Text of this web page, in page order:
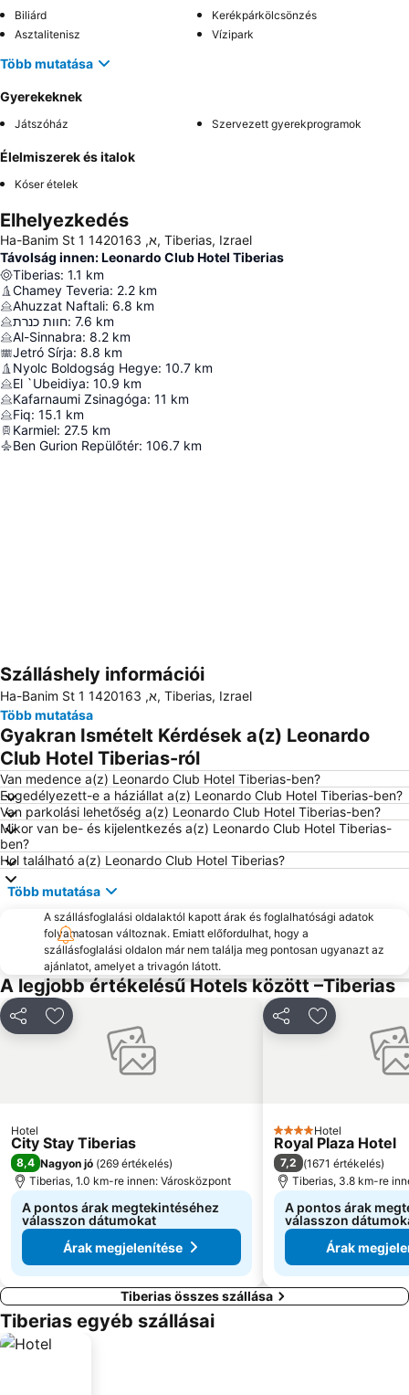
Biliárd
Kerékpárkölcsönzés
Asztalitenisz
Vízipark
Több mutatása
Gyerekeknek
Játszóház Szervezett gyerekprogramok
Élelmiszerek és italok
Kóser ételek
Elhelyezkedés
Ha-Banim St 1 א, 1420163, Tiberias, Izrael
Távolság innen: Leonardo Club Hotel Tiberias
Tiberias: 1.1 km
Chamey Teveria: 2.2 km
Ahuzzat Naftali: 6.8 km
חוות כנרת: 7.6 km
Al-Sinnabra: 8.2 km
Jetró Sírja: 8.8 km
Nyolc Boldogság Hegye: 10.7 km
El `Ubeidiya: 10.9 km
Kafarnaumi Zsinagóga: 11 km
Fiq: 15.1 km
Karmiel: 27.5 km
Ben Gurion Repülőtér: 106.7 km
Nagy méretű térkép
Szálláshely információi
Ha-Banim St 1 א, 1420163, Tiberias, Izrael
Több mutatása
Gyakran Ismételt Kérdések a(z) Leonardo
Club Hotel Tiberias-ról
Van medence a(z) Leonardo Club Hotel Tiberias-ben?
Engedélyezett-e a háziállat a(z) Leonardo Club Hotel Tiberias-ben?
Van parkolási lehetőség a(z) Leonardo Club Hotel Tiberias-ben?
Mikor van be- és kijelentkezés a(z) Leonardo Club Hotel Tiberias-
ben?
Hol található a(z) Leonardo Club Hotel Tiberias?
Több mutatása
A szállásfoglalási oldalaktól kapott árak és foglalhatósági adatok
folyamatosan változnak. Emiatt előfordulhat, hogy a
szállásfoglalási oldalon már nem találja meg pontosan ugyanazt az
ajánlatot, amelyet a trivagón látott.
A legjobb értékelésű Hotels között –Tiberias
MegosztásHozzáadás a kedvencekhez
Hotel
City Stay Tiberias
8,4 Nagyon jó (269 értékelés)
Tiberias, 1.0 km-re innen: Városközpont
A pontos árak megtekintéséhez
válasszon dátumokat
Árak megjelenítése
MegosztásHozzáadás
4 Kategória
Hotel
Royal Plaza Hotel
7,2 (1671 értékelés)
Tiberias, 3.8 km-re
A pontos árak
válasszon
Árak
Tiberias összes szállása
Tiberias egyéb szállásai